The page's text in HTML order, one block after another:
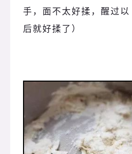
手，面不太好揉，醒过以
后就好揉了）